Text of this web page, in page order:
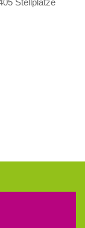
Stellplätze